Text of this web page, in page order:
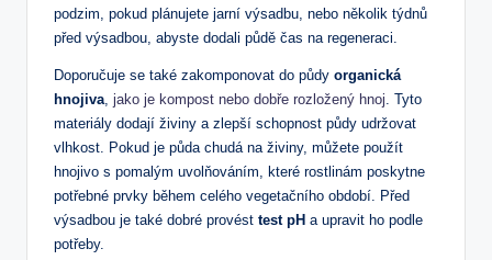
podzim, pokud plánujete jarní výsadbu, nebo několik týdnů
před výsadbou, abyste dodali půdě čas na regeneraci.
Doporučuje se také zakomponovat do půdy organická
hnojiva, jako je kompost nebo dobře rozložený hnoj. Tyto
materiály dodají živiny a zlepší schopnost půdy udržovat
vlhkost. Pokud je půda chudá na živiny, můžete použít
hnojivo s pomalým uvolňováním, které rostlinám poskytne
potřebné prvky během celého vegetačního období. Před
výsadbou je také dobré provést test pH a upravit ho podle
potřeby.